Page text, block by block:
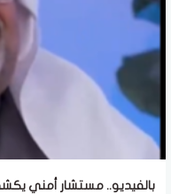
بالفيديو.. مستشار أمني